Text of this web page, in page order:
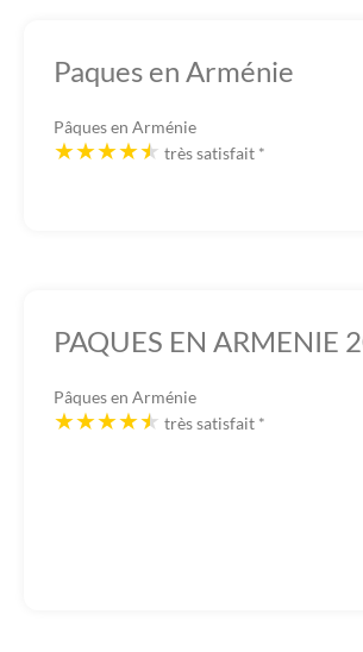
Paques en Arménie
Pâques en Arménie
très satisfait *
PAQUES EN ARMENIE
Pâques en Arménie
très satisfait *